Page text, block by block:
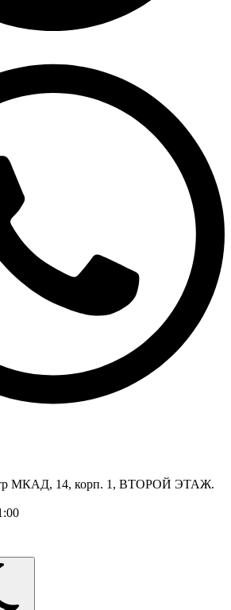
МКАД, 14, корп. 1, ВТОРОЙ ЭТАЖ.